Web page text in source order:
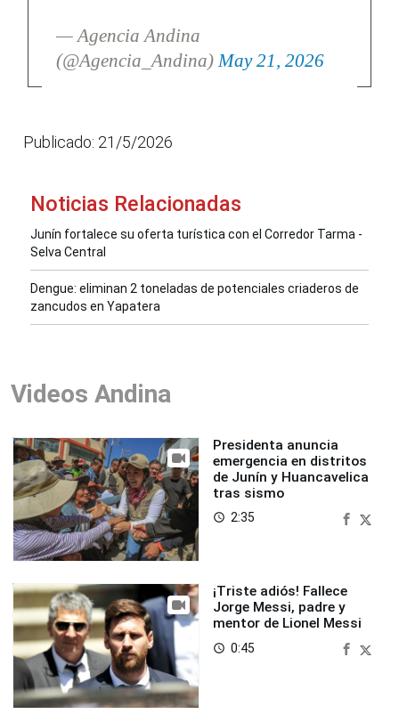
— Agencia Andina
(@Agencia_Andina)May 21, 2026
Publicado: 21/5/2026
Noticias Relacionadas
Junín fortalece su oferta turística con el Corredor Tarma -
Selva Central
Dengue: eliminan 2 toneladas de potenciales criaderos de
zancudos en Yapatera
Videos Andina
Presidenta anuncia
emergencia en distritos
de Junín y Huancavelica
tras sismo
access_time 2:35
¡Triste adiós! Fallece
Jorge Messi, padre y
mentor de Lionel Messi
access_time 0:45